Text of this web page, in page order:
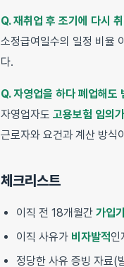
Q. 재취업 후 조기에 다시
소정급여일수의 일정 비율
다.
Q. 자영업을 하다 폐업해도
자영업자도 고용보험 임의
근로자와 요건과 계산 방식
체크리스트
이직 전 18개월간 가입
이직 사유가 비자발적인
정당한 사유 증빙 자료(